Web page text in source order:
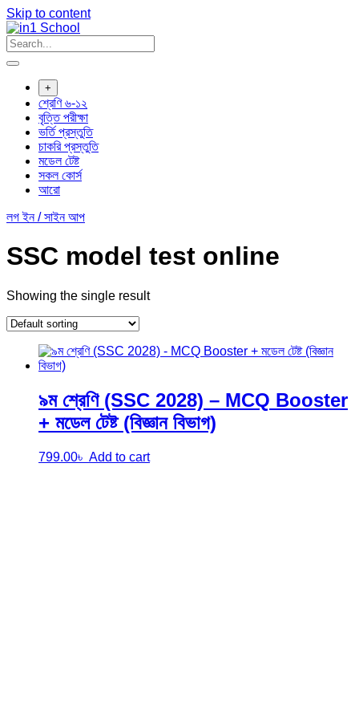
Skip to content
+
শ্রেণি ৬-১২
বৃত্তি পরীক্ষা
ভর্তি প্রস্তুতি
চাকরি প্রস্তুতি
মডেল টেষ্ট
সকল কোর্স
আরো
লগ ইন / সাইন আপ
SSC model test online
Showing the single result
৯ম শ্রেণি (SSC 2028) – MCQ Booster
+ মডেল টেষ্ট (বিজ্ঞান বিভাগ)
799.00৳ Add to cart